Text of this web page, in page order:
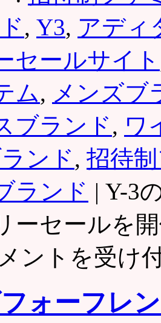
, Y3, アディ
セールサイト
ム, メンズブ
ブランド, ワ
ンド, 招待
ランド | Y-3
ーセールを
ントを受け
ォーフレ